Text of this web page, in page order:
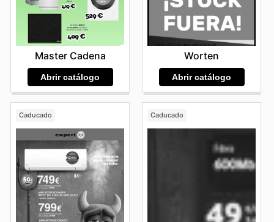
Master Cadena
Abrir catálogo
Worten
Abrir catálogo
Caducado Caducado